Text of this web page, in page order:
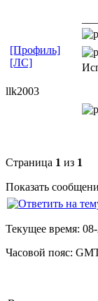
[Профиль]
[ЛС]
llk2003
Страница 1 из 1
Показать
Текущее время:
Часовой пояс: